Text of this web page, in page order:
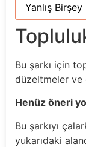
Yanlış
Bu şarkı için
düzeltmeler ve
Henüz öneri
Bu şarkıyı
yukarıdaki